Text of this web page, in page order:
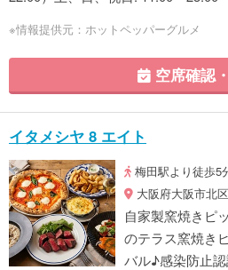
※情報提供元：ホットペッパーグルメ
空席確認
イタメシヤ 8 エイト
梅田駅より徒歩5
大阪府大阪市北
自家製窯焼きピ
のテラス窯焼き
バル♪感染防止